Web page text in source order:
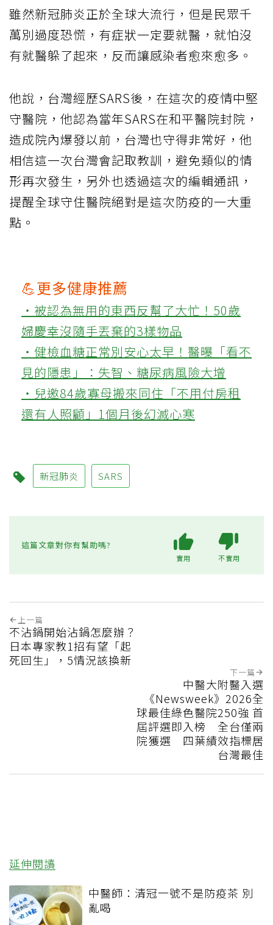
雖然新冠肺炎正於全球大流行，但是民眾千
萬別過度恐慌，有症狀一定要就醫，就怕沒
有就醫躲了起來，反而讓感染者愈來愈多。
他說，台灣經歷SARS後，在這次的疫情中堅
守醫院，他認為當年SARS在和平醫院封院，
造成院內爆發以前，台灣也守得非常好，他
相信這一次台灣會記取教訓，避免類似的情
形再次發生，另外也透過這次的編輯通訊，
提醒全球守住醫院絕對是這次防疫的一大重
點。
💪更多健康推薦
‧被認為無用的東西反幫了大忙！50歲
婦慶幸沒隨手丟棄的3樣物品
‧健檢血糖正常別安心太早！醫曝「看不
見的隱患」：失智、糖尿病風險大增
‧兒邀84歲寡母搬來同住「不用付房租
還有人照顧」1個月後幻滅心寒
新冠肺炎 SARS
這篇文章對你有幫助嗎?
實用 不實用
上一篇
不沾鍋開始沾鍋怎麼辦？
日本專家教1招有望「起
死回生」，5情況該換新
下一篇
中醫大附醫入選
《Newsweek》2026全
球最佳綠色醫院250強 首
屆評選即入榜 全台僅兩
院獲選 四葉績效指標居
台灣最佳
延伸閱讀
中醫師：清冠一號不是防疫茶 別
亂喝